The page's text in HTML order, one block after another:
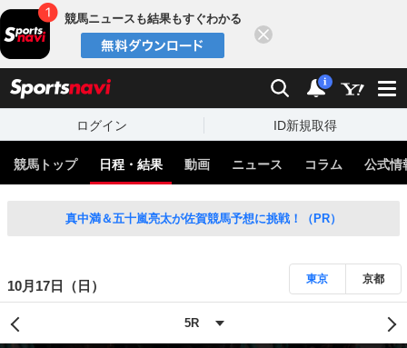
競馬ニュースも結果もすぐわかる
検索 通知
i
ログイン ID新規取得
競馬トップ 日程・結果 動画 ニュース コラム 公式情
真中満＆五十嵐亮太が佐賀競馬予想に挑戦！（PR）
10月17日（日） 東京 京都